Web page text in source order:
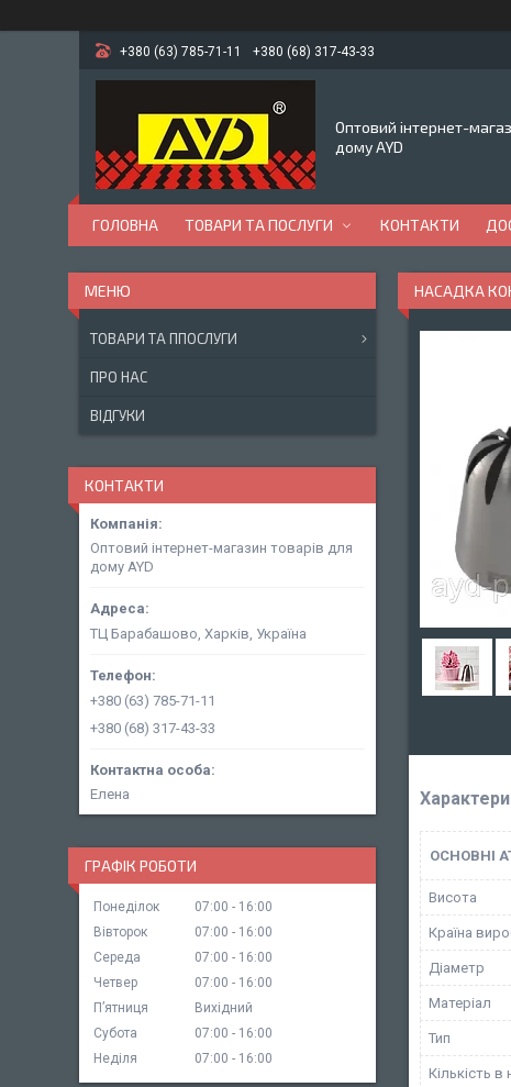
+380 (63) 785-71-11 +380 (68) 317-43-33
Оптовий інтернет-
дому AYD
ГОЛОВНА ТОВАРИ ТА ПОСЛУГИ КОНТАКТИ
НАСАДКА
ОСНОВНІ
Висота
Країна
Діаметр
Матеріал
Тип
Кількість в
ТОВАРИ ТА ППОСЛУГИ
ПРО НАС
ВІДГУКИ
КОНТАКТИ
Оптовий інтернет-магазин товарів для
дому AYD
ТЦ Барабашово, Харків, Україна
+380 (63) 785-71-11
+380 (68) 317-43-33
Елена
ГРАФІК РОБОТИ
Понеділок 07:00
16:00
Вівторок
07:00
16:00
Середа
07:00
16:00
Четвер
07:00
16:00
Пʼятниця
Вихідний
Субота
07:00
16:00
Неділя
07:00 16:00